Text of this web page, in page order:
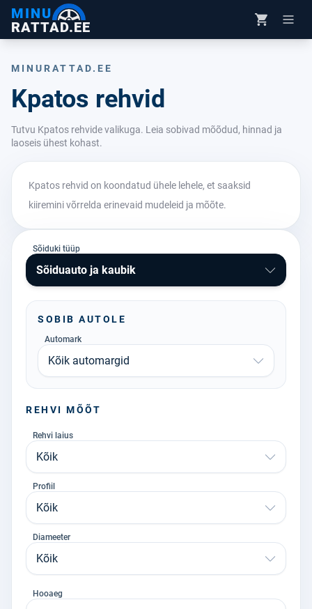
MINU
RATTAD.EE
MINURATTAD.EE
Kpatos rehvid
Tutvu Kpatos rehvide valikuga. Leia sobivad mõõdud, hinnad ja
laoseis ühest kohast.
Kpatos rehvid on koondatud ühele lehele, et saaksid
kiiremini võrrelda erinevaid mudeleid ja mõõte.
Sõiduki tüüp
Sõiduauto ja kaubik
SOBIB AUTOLE
Automark
Kõik automargid
REHVI MÕÕT
Rehvi laius
Kõik
Profiil
Kõik
Diameeter
Kõik
Hooaeg